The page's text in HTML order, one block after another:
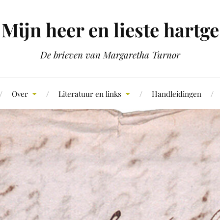
Mijn heer en lieste hartge
De brieven van Margaretha Turnor
Over Literatuur en links Handleidingen